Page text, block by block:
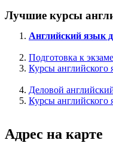
Лучшие курсы
Английский язык
Подготовка к
Курсы
Деловой
Курсы английского
Адрес на карте